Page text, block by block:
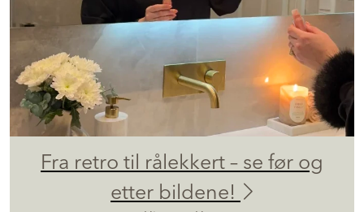
Fra retro til rålekkert – se før og
etter bildene!